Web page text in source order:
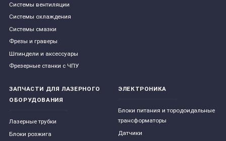
Системы вентиляции
Системы охлаждения
Системы смазки
Фрезы и граверы
Шпиндели и аксессуары
Фрезерные станки с ЧПУ
ЗАПЧАСТИ ДЛЯ ЛАЗЕРНОГО
ОБОРУДОВАНИЯ
Лазерные трубки
Блоки розжига
ЭЛЕКТРОНИКА
Блоки питания и тородоидальные
трансформаторы
Датчики